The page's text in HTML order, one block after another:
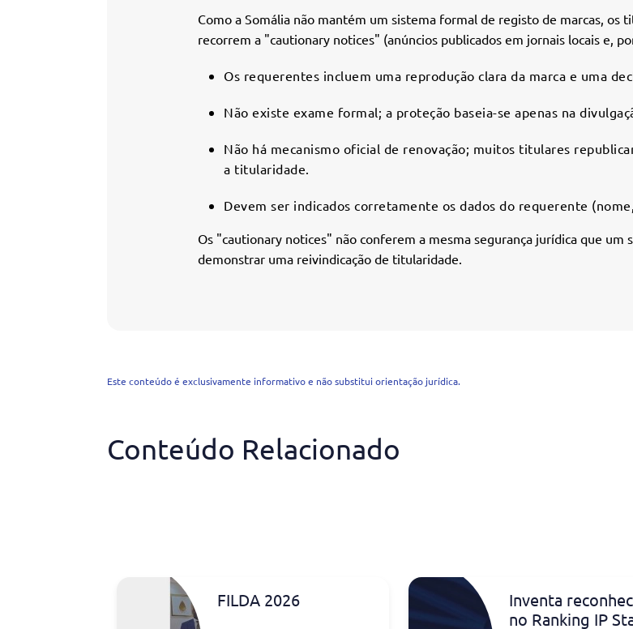
Como a Somália não mantém um sistema formal de registo de marcas,
recorrem a "cautionary notices" (anúncios publicados em jornais locais e,
Os requerentes incluem uma reprodução clara da marca e uma
Não existe exame formal; a proteção baseia-se apenas na
Não há mecanismo oficial de renovação; muitos titulares
a titularidade.
Devem ser indicados corretamente os dados do requerente
Os "cautionary notices" não conferem a mesma segurança jurídica que um
demonstrar uma reivindicação de titularidade.
Este conteúdo é exclusivamente informativo e não substitui orientação jurídica.
Conteúdo Relacionado
FILDA 2026
Inventa
no Ranking IP